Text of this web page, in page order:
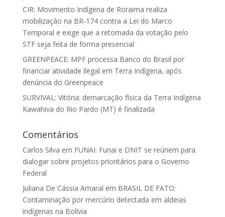
CIR: Movimento Indígena de Roraima realiza
mobilização na BR-174 contra a Lei do Marco
Temporal e exige que a retomada da votação pelo
STF seja feita de forma presencial
GREENPEACE: MPF processa Banco do Brasil por
financiar atividade ilegal em Terra Indígena, após
denúncia do Greenpeace
SURVIVAL: Vitória: demarcação física da Terra Indígena
Kawahiva do Rio Pardo (MT) é finalizada
Comentários
Carlos Silva em FUNAI: Funai e DNIT se reúnem para
dialogar sobre projetos prioritários para o Governo
Federal
Juliana De Cássia Amaral em BRASIL DE FATO:
Contaminação por mercúrio detectada em aldeias
indígenas na Bolívia